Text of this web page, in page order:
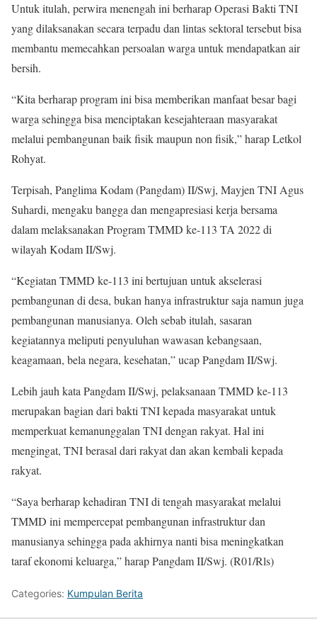
Untuk itulah, perwira menengah ini berharap Operasi Bakti TNI
yang dilaksanakan secara terpadu dan lintas sektoral tersebut bisa
membantu memecahkan persoalan warga untuk mendapatkan air
bersih.
“Kita berharap program ini bisa memberikan manfaat besar bagi
warga sehingga bisa menciptakan kesejahteraan masyarakat
melalui pembangunan baik fisik maupun non fisik,” harap Letkol
Rohyat.
Terpisah, Panglima Kodam (Pangdam) II/Swj, Mayjen TNI Agus
Suhardi, mengaku bangga dan mengapresiasi kerja bersama
dalam melaksanakan Program TMMD ke-113 TA 2022 di
wilayah Kodam II/Swj.
“Kegiatan TMMD ke-113 ini bertujuan untuk akselerasi
pembangunan di desa, bukan hanya infrastruktur saja namun juga
pembangunan manusianya. Oleh sebab itulah, sasaran
kegiatannya meliputi penyuluhan wawasan kebangsaan,
keagamaan, bela negara, kesehatan,” ucap Pangdam II/Swj.
Lebih jauh kata Pangdam II/Swj, pelaksanaan TMMD ke-113
merupakan bagian dari bakti TNI kepada masyarakat untuk
memperkuat kemanunggalan TNI dengan rakyat. Hal ini
mengingat, TNI berasal dari rakyat dan akan kembali kepada
rakyat.
“Saya berharap kehadiran TNI di tengah masyarakat melalui
TMMD ini mempercepat pembangunan infrastruktur dan
manusianya sehingga pada akhirnya nanti bisa meningkatkan
taraf ekonomi keluarga,” harap Pangdam II/Swj. (R01/Rls)
Categories: Kumpulan Berita